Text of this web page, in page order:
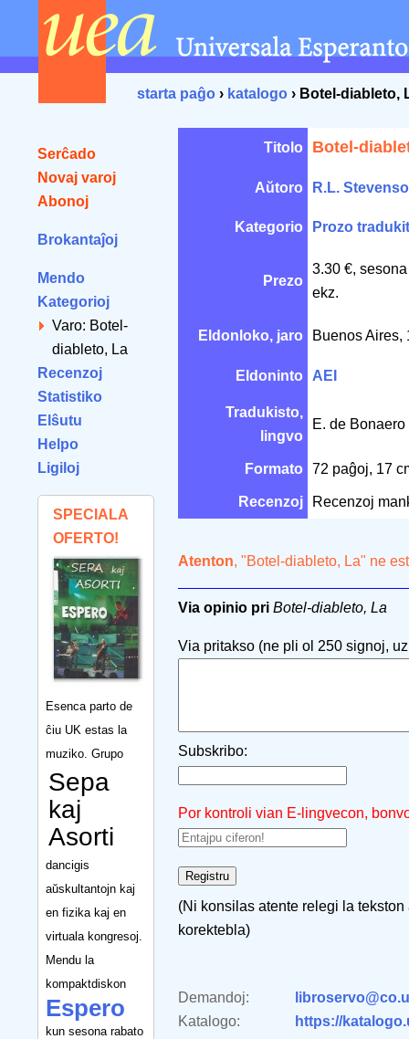
starta paĝo › katalogo › Botel-diableto,
Serĉado
Novaj varoj
Abonoj
Brokantaĵoj
Mendo
Kategorioj
Varo: Botel-
diableto, La
Recenzoj
Statistiko
Elŝutu
Helpo
Ligiloj
SPECIALA
OFERTO!
Esenca parto de
ĉiu UK estas la
muziko. Grupo
Sepa
kaj
Asorti
dancigis
aŭskultantojn kaj
en fizika kaj en
virtuala kongresoj.
Mendu la
kompaktdiskon
Espero
kun sesona rabato
Titolo Botel-
Aŭtoro R.L.
Kategorio Prozo
Prezo
3.30 €,
ekz.
Eldonloko, jaro Buenos
Eldoninto AEI
Tradukisto,
lingvo
E. de Bonaero
Formato 72 paĝoj, 17
Recenzoj Recenzoj
Atenton, "Botel-diableto, La" ne
Via opinio pri Botel-diableto, La
Via pritakso (ne pli ol 250 signoj,
Subskribo:
Por kontroli vian E-lingvecon,
(Ni konsilas atente relegi la
korektebla)
Demandoj:
Katalogo:
https://